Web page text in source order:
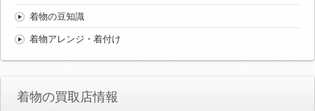
着物の豆知識
着物アレンジ・着付け
着物の買取店情報